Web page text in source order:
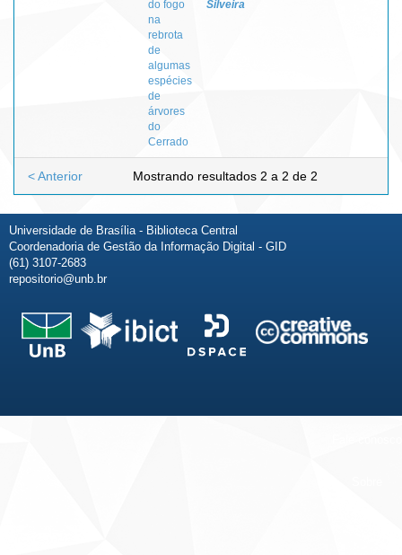
do fogo
na
rebrota
de
algumas
espécies
de
árvores
do
Cerrado
Silveira
Mostrando resultados 2 a 2 de 2
< Anterior
Universidade de Brasília - Biblioteca Central
Coordenadoria de Gestão da Informação Digital - GID
(61) 3107-2683
repositorio@unb.br